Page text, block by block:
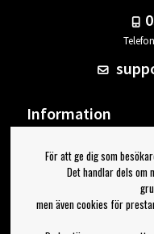
Information
Om Bengans
FAQ / Köp- & Leveransvillkor
Jag vill
För att ge dig som
Det handlar dels om
men även cookies för